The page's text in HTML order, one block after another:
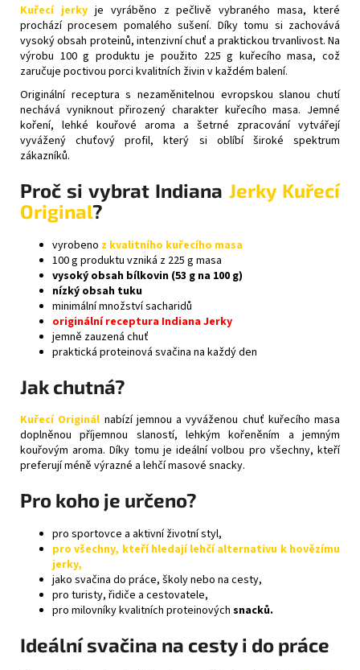
Kuřecí jerkyje vyráběno z pečlivě vybraného masa, které
prochází procesem pomalého sušení. Díky tomu si zachovává
vysoký obsah proteinů, intenzivní chuť a praktickou trvanlivost. Na
výrobu 100 g produktu je použito 225 g kuřecího masa, což
zaručuje poctivou porci kvalitních živin v každém balení.
Originální receptura s nezaměnitelnou evropskou slanou chutí
nechává vyniknout přirozený charakter kuřecího masa. Jemné
koření, lehké kouřové aroma a šetrné zpracování vytvářejí
vyvážený chuťový profil, který si oblíbí široké spektrum
zákazníků.
Proč si vybrat Indiana Jerky Kuřecí
Original?
vyrobeno z kvalitního kuřecího masa
100 g produktu vzniká z 225 g masa
vysoký obsah bílkovin (53 g na 100 g)
nízký obsah tuku
minimální množství sacharidů
originální receptura Indiana Jerky
jemně zauzená chuť
praktická proteinová svačina na každý den
Jak chutná?
Kuřecí Originál nabízí jemnou a vyváženou chuť kuřecího masa
doplněnou příjemnou slaností, lehkým kořeněním a jemným
kouřovým aroma. Díky tomu je ideální volbou pro všechny, kteří
preferují méně výrazné a lehčí masové snacky.
Pro koho je určeno?
pro sportovce a aktivní životní styl,
pro všechny, kteří hledají lehčí alternativu k hovězímu
jerky,
jako svačina do práce, školy nebo na cesty,
pro turisty, řidiče a cestovatele,
pro milovníky kvalitních proteinových snacků.
Ideální svačina na cesty i do práce